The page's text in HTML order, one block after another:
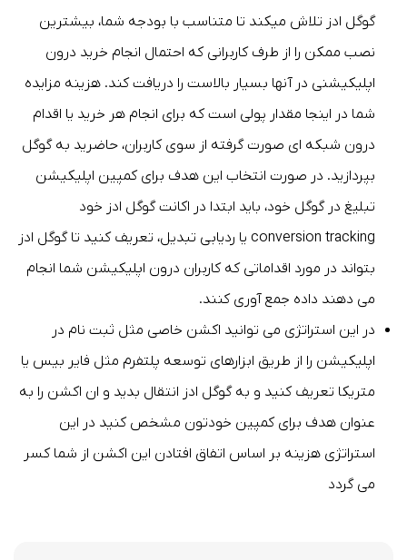
گوگل ادز تلاش میکند تا متناسب با بودجه شما، بیشترین
نصب ممکن را از طرف کاربرانی که احتمال انجام خرید درون
اپلیکیشنی در آنها بسیار بالاست را دریافت کند. هزینه مزایده
شما در اینجا مقدار پولی است که برای انجام هر خرید یا اقدام
درون شبکه ای صورت گرفته از سوی کاربران، حاضرید به گوگل
بپردازید. در صورت انتخاب این هدف برای کمپین اپلیکیشن
تبلیغ در گوگل خود، باید ابتدا در اکانت گوگل ادز خود
conversion tracking یا ردیابی تبدیل، تعریف کنید تا گوگل ادز
بتواند در مورد اقداماتی که کاربران درون اپلیکیشن شما انجام
می دهند داده جمع آوری کنند.
در این استراتژی می توانید اکشن خاصی مثل ثبت نام در
اپلیکیشن را از طریق ابزارهای توسعه پلتفرم مثل فایر بیس یا
متریکا تعریف کنید و به گوگل ادز انتقال بدید و ان اکشن را به
عنوان هدف برای کمپین خودتون مشخص کنید در این
استراتژی هزینه بر اساس اتفاق افتادن این اکشن از شما کسر
می گردد